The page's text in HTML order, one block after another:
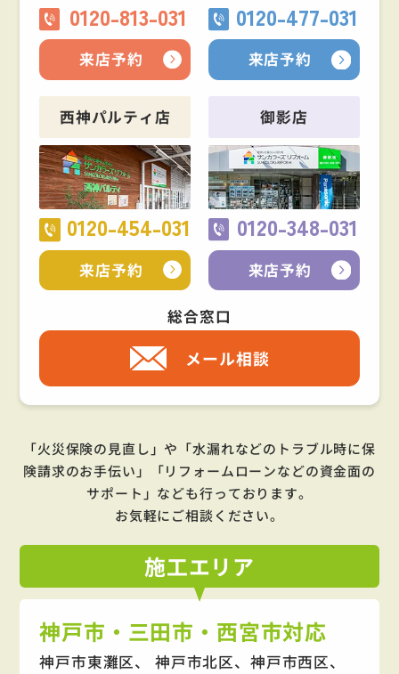
0120-813-031
来店予約
0120-477-031
来店予約
西神パルティ店
0120-454-031
来店予約
御影店
0120-348-031
来店予約
総合窓口
メール相談
「火災保険の見直し」や「水漏れなどのトラブル時に保
険請求のお手伝い」「リフォームローンなどの資金面の
サポート」 なども行っております。
お気軽にご相談ください。
施工エリア
神戸市・三田市・西宮市対応
神戸市東灘区、 神戸市北区、神戸市西区、